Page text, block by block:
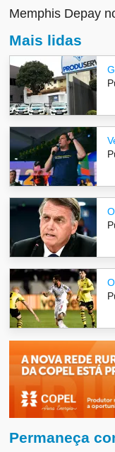
Memphis Depay
Mais lidas
Permaneça